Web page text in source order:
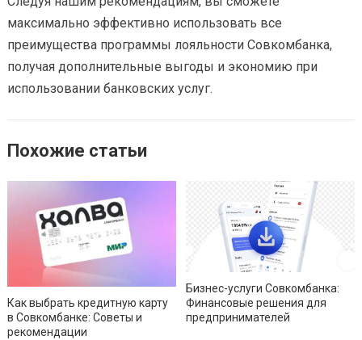
максимально эффективно использовать все
преимущества программы лояльности Совкомбанка,
получая дополнительные выгоды и экономию при
использовании банковских услуг.
Похожие статьи
Как выбрать кредитную карту
в Совкомбанке: Советы и
рекомендации
Бизнес-услуги Совкомбанка:
Финансовые решения для
предпринимателей